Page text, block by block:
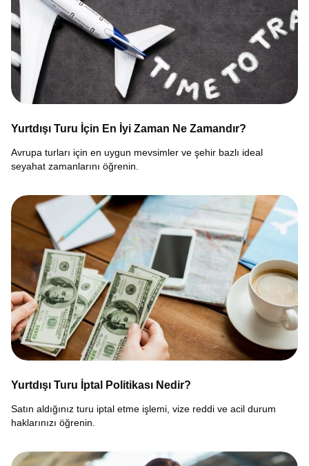
Yurtdışı Turu İçin En İyi Zaman Ne Zamandır?
Avrupa turları için en uygun mevsimler ve şehir bazlı ideal
seyahat zamanlarını öğrenin.
Yurtdışı Turu İptal Politikası Nedir?
Satın aldığınız turu iptal etme işlemi, vize reddi ve acil durum
haklarınızı öğrenin.